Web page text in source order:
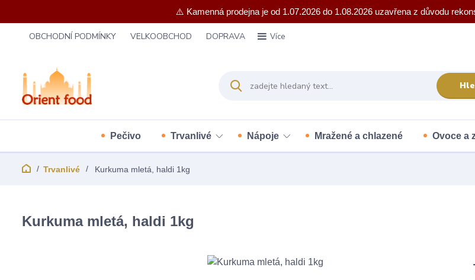
⚠️ Kamenná prodejna je od 1.07.2026 do 1.08.2026 uzavřena z důvodu
OBCHODNÍ PODMÍNKY VELKOOBCHOD DOPRAVA Více
Pečivo Trvanlivé Nápoje Mražené a chlazené Ovoce a
Trvanlivé Kurkuma mletá, haldi 1kg
Kurkuma mletá, haldi 1kg